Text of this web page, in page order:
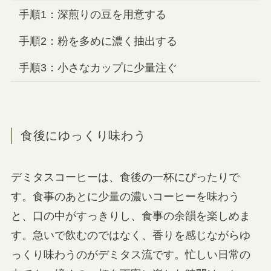
手順1：深煎りの豆を用意する
手順2：粉を多めに濃く抽出する
手順3：小さなカップに少量注ぐ
食後にゆっくり味わう
デミタスコーヒーは、食後の一杯にぴったりで
す。食事のあとに少量の濃いコーヒーを味わう
と、口の中がすっきりし、食事の余韻を楽しめま
す。急いで飲むのではなく、香りを感じながらゆ
っくり味わうのがデミタス流です。忙しい日常の